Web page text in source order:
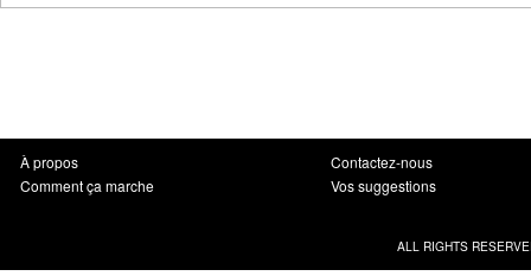
À propos
Comment ça marche
Contactez-nous
Vos suggestions
ALL RIGHTS